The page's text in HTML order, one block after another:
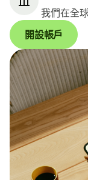
我們在全
開設帳戶